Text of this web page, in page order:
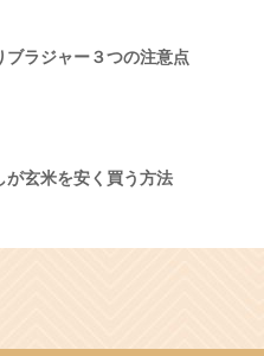
ブラジャー３つの注意点
が玄米を安く買う方法